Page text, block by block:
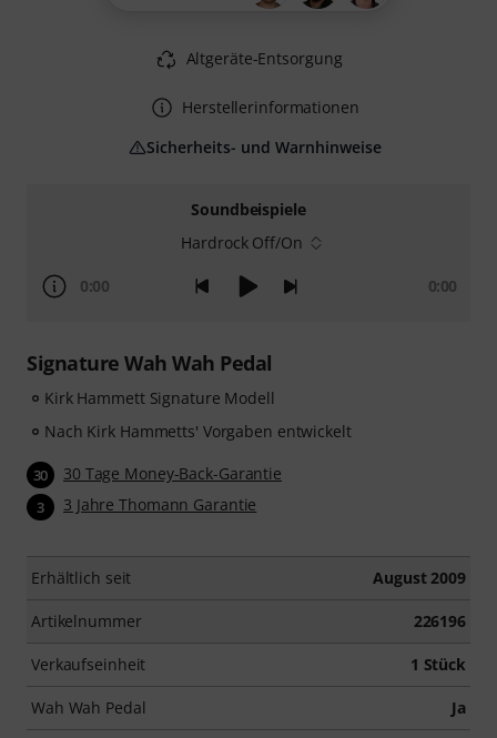
Soundbeispiele
Hardrock Off/On
0:00 0:00
Signature Wah Wah Pedal
Kirk Hammett Signature Modell
Nach Kirk Hammetts' Vorgaben entwickelt
30 30 Tage Money-Back-Garantie
3 3 Jahre Thomann Garantie
Erhältlich seit August 2009
Artikelnummer 226196
Verkaufseinheit 1 Stück
Wah Wah Pedal Ja
Altgeräte-Entsorgung
Herstellerinformationen
Sicherheits- und Warnhinweise